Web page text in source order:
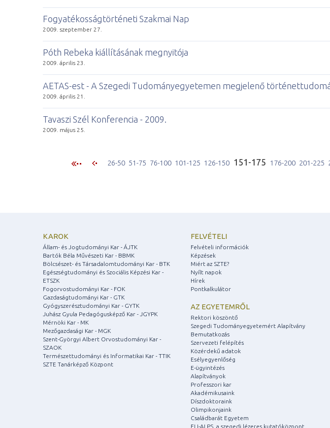
Fogyatékosságtörténeti Szakmai Nap
2009. szeptember 27.
Póth Rebeka kiállításának megnyitója
2009. április 23.
AETAS-est - A Szegedi Tudományegyetemen megjelenő
2009. április 21.
Tavaszi Szél Konferencia - 2009.
2009. május 25.
26-50 51-75 76-100 101-125 126-150 151-175 176-200 201-225
KAROK
Állam- és Jogtudományi Kar - ÁJTK
Bartók Béla Művészeti Kar - BBMK
Bölcsészet- és Társadalomtudományi Kar - BTK
Egészségtudományi és Szociális Képzési Kar -
ETSZK
Fogorvostudományi Kar - FOK
Gazdaságtudományi Kar - GTK
Gyógyszerésztudományi Kar - GYTK
Juhász Gyula Pedagógusképző Kar - JGYPK
Mérnöki Kar - MK
Mezőgazdasági Kar - MGK
Szent-Györgyi Albert Orvostudományi Kar -
SZAOK
Természettudományi és Informatikai Kar - TTIK
SZTE Tanárképző Központ
FELVÉTELI
Felvételi információk
Képzések
Miért az SZTE?
Nyílt napok
Hírek
Pontkalkulátor
AZ EGYETEMRŐL
Rektori köszöntő
Szegedi Tudományegyetemért Alapítvány
Bemutatkozás
Szervezeti felépítés
Közérdekű adatok
Esélyegyenlőség
E-ügyintézés
Alapítványok
Professzori kar
Akadémikusaink
Díszdoktoraink
Olimpikonjaink
Családbarát Egyetem
ELI-ALPS, a szegedi lézeres kutatóközpont